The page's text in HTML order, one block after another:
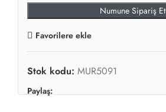
Numune Sipariş Et
Favorilere ekle
Stok kodu: MUR5091
Paylaş: